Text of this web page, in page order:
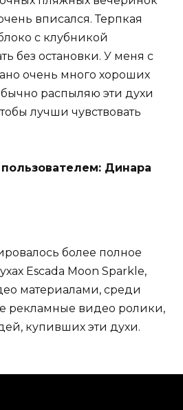
вписался. Терпкая
с клубникой
без остановки. У меня с
очень много хороших
распыляю эти духи
лучши чувствовать
Динара
более полное
Escada Moon Sparkle,
материалами, среди
рекламные видео ролики,
купивших эти духи.